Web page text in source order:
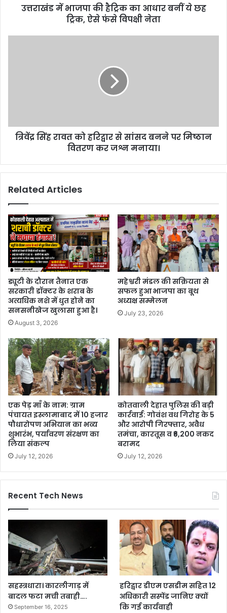
उत्तराखंड में भाजपा की हैट्रिक का आधार बनीं ये छह
ट्रिक, ऐसे फंसे विपक्षी नेता
त्रिवेंद्र सिंह रावत को हरिद्वार से सांसद बनने पर मिष्ठान
वितरण कर जश्न मनाया।
Related Articles
ड्यूटी के दौरान तैनात एक
सरकारी डॉक्टर के शराब के
अत्यधिक नशे में धुत होने का
सनसनीखेज खुलासा हुआ है।
August 3, 2026
महेश्वरी मंडल की सक्रियता से
सफल हुआ भाजपा का बूथ
अध्यक्ष सम्मेलन
July 23, 2026
एक पेड़ माँ के नाम: ग्राम
पंचायत इस्लामाबाद में 10 हजार
पौधारोपण अभियान का भव्य
शुभारंभ, पर्यावरण संरक्षण का
लिया संकल्प
July 12, 2026
कोतवाली देहात पुलिस की बड़ी
कार्रवाई: गोवंश वध गिरोह के 5
और आरोपी गिरफ्तार, अवैध
तमंचा, कारतूस व ₹6,200 नकद
बरामद
July 12, 2026
Recent Tech News
सहस्त्रधारा। कारलीगाड़ में
बादल फटा मची तबाही….
September 16, 2025
हरिद्वार डीएम एसडीम सहित 12
अधिकारी सस्पेंड जानिए क्यों
कि गई कार्यवाही